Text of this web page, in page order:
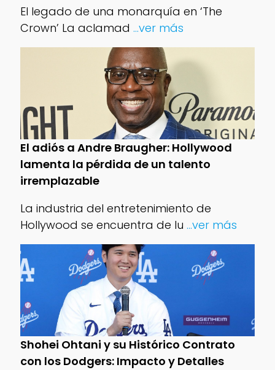
El legado de una monarquía en ‘The
Crown’ La aclamad ...ver más
El adiós a Andre Braugher: Hollywood
lamenta la pérdida de un talento
irremplazable
La industria del entretenimiento de
Hollywood se encuentra de lu ...ver más
Shohei Ohtani y su Histórico Contrato
con los Dodgers: Impacto y Detalles